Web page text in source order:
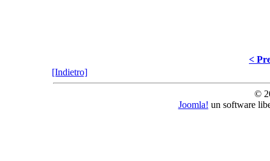
<
[Indietro]
©
Joomla! un software